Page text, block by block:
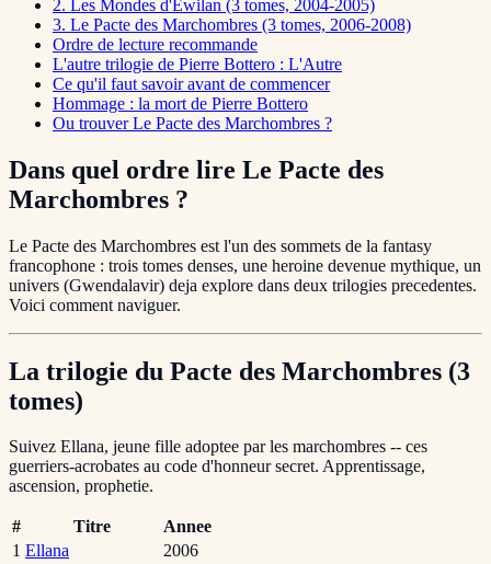
2. Les Mondes d'Ewilan (3 tomes, 2004-2005)
3. Le Pacte des Marchombres (3 tomes, 2006-2008)
Ordre de lecture recommande
L'autre trilogie de Pierre Bottero : L'Autre
Ce qu'il faut savoir avant de commencer
Hommage : la mort de Pierre Bottero
Ou trouver Le Pacte des Marchombres ?
Dans quel ordre lire Le Pacte des
Marchombres ?
Le Pacte des Marchombres est l'un des sommets de la fantasy
francophone : trois tomes denses, une heroine devenue mythique, un
univers (Gwendalavir) deja explore dans deux trilogies precedentes.
Voici comment naviguer.
La trilogie du Pacte des Marchombres (3
tomes)
Suivez Ellana, jeune fille adoptee par les marchombres -- ces
guerriers-acrobates au code d'honneur secret. Apprentissage,
ascension, prophetie.
# Titre
Annee
1 Ellana
2006